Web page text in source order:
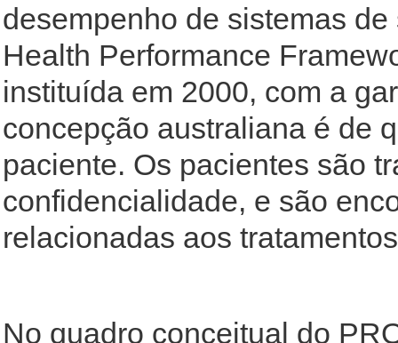
desempenho de sistemas
Health Performance
instituída em 2000, com a
concepção australiana é de
paciente. Os pacientes são
confidencialidade, e são
relacionadas aos
No quadro conceitual do